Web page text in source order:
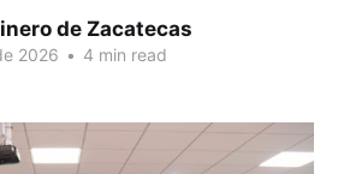
de Zacatecas
2026 • 4 min read